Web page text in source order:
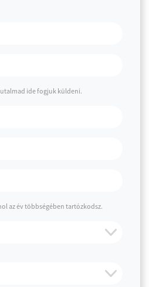
ide fogjuk küldeni.
az év többségében tartózkodsz.